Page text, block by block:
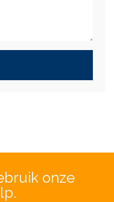
onze